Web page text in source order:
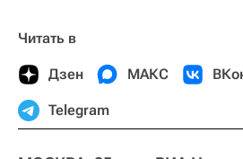
Читать в
Дзен МАКС
Telegram